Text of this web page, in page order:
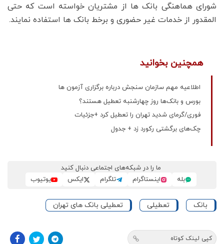
شورای هماهنگی بانک ها از مشتریان خواسته است که حتی
المقدور از خدمات غیر حضوری و برخط بانک ها استفاده نمایند.
همچنین بخوانید
اطلاعیه مهم سازمان سنجش درباره برگزاری آزمون ها
بورس و بانک‌ها روز چهارشنبه تعطیل هستند؟
فوری/گرمای شدید تهران را تعطیل کرد +جزئیات
چک‌های برگشتی رکورد زد + جدول
ما را در شبکه‌های اجتماعی دنبال کنید
بله
اینستاگرام تلگرام ایکس یوتیوب
بانک تعطیلی تعطیلی بانک های تهران
کپی لینک کوتاه